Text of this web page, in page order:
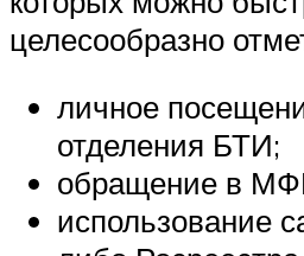
целесообразно
личное
отделения БТИ;
обращение в
использование